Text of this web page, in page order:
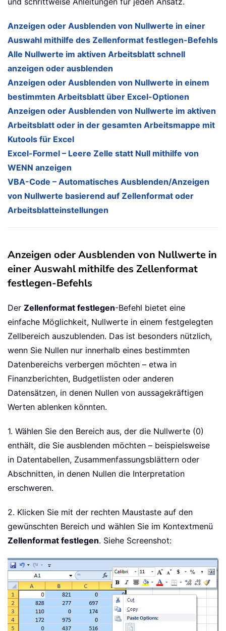
Anzeigen oder Ausblenden von Nullwerte in einer
Auswahl mithilfe des Zellenformat festlegen-Befehls
Alle Nullwerte im aktiven Arbeitsblatt schnell
anzeigen oder ausblenden
Anzeigen oder Ausblenden von Nullwerte in einem
bestimmten Arbeitsblatt über Excel-Optionen
Anzeigen oder Ausblenden von Nullwerte im aktiven
Arbeitsblatt oder in der gesamten Arbeitsmappe mit
Kutools für Excel
Excel-Formel – Leere Zelle statt Null mithilfe von
WENN anzeigen
VBA-Code – Automatisches Ausblenden/Anzeigen
von Nullwerte basierend auf Zellenformat oder
Arbeitsblatteinstellungen
Anzeigen oder Ausblenden von Nullwerte in
einer Auswahl mithilfe des Zellenformat
festlegen-Befehls
Der Zellenformat festlegen-Befehl bietet eine
einfache Möglichkeit, Nullwerte in einem festgelegten
Zellbereich auszublenden. Das ist besonders nützlich,
wenn Sie Nullen nur innerhalb eines bestimmten
Datenbereichs verbergen möchten – etwa in
Finanzberichten, Budgetlisten oder anderen
Datensätzen, in denen Nullen von aussagekräftigen
Werten ablenken könnten.
1. Wählen Sie den Bereich aus, der die Nullwerte (0)
enthält, die Sie ausblenden möchten – beispielsweise
in Datentabellen, Zusammenfassungsblättern oder
Abschnitten, in denen Nullen die Interpretation
erschweren.
2. Klicken Sie mit der rechten Maustaste auf den
gewünschten Bereich und wählen Sie im Kontextmenü
Zellenformat festlegen. Siehe Screenshot: